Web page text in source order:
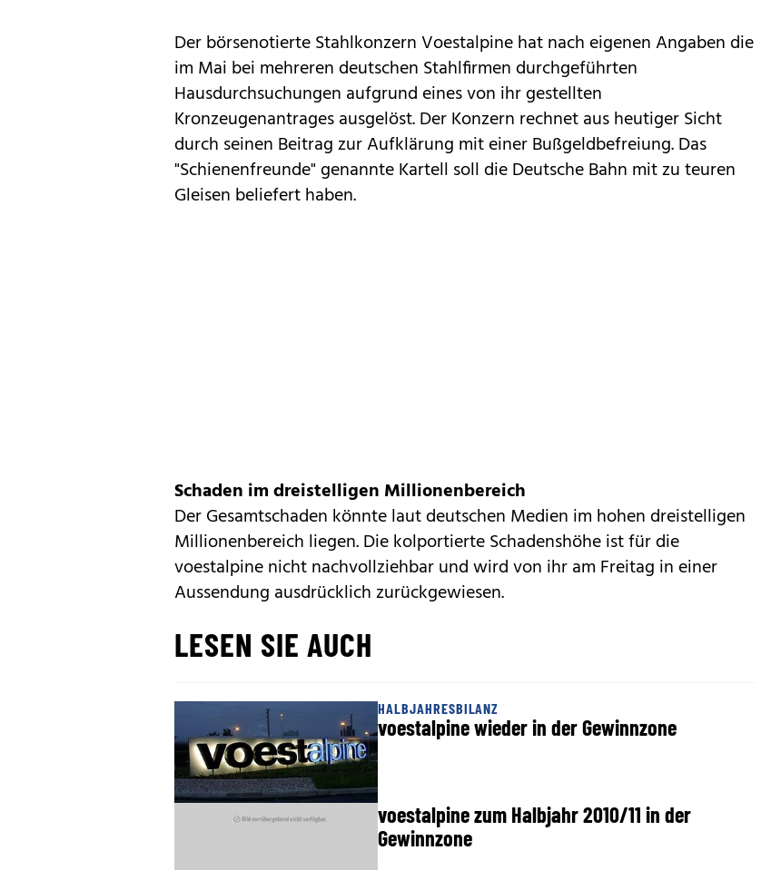
Der börsenotierte Stahlkonzern Voestalpine hat nach eigenen Angaben die
im Mai bei mehreren deutschen Stahlfirmen durchgeführten
Hausdurchsuchungen aufgrund eines von ihr gestellten
Kronzeugenantrages ausgelöst. Der Konzern rechnet aus heutiger Sicht
durch seinen Beitrag zur Aufklärung mit einer Bußgeldbefreiung. Das
"Schienenfreunde" genannte Kartell soll die Deutsche Bahn mit zu teuren
Gleisen beliefert haben.
Schaden im dreistelligen Millionenbereich
Der Gesamtschaden könnte laut deutschen Medien im hohen dreistelligen
Millionenbereich liegen. Die kolportierte Schadenshöhe ist für die
voestalpine nicht nachvollziehbar und wird von ihr am Freitag in einer
Aussendung ausdrücklich zurückgewiesen.
LESEN SIE AUCH
HALBJAHRESBILANZ
voestalpine wieder in der Gewinnzone
voestalpine zum Halbjahr 2010/11 in der
Gewinnzone